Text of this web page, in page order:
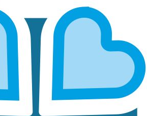
СТЕРЛИТАМАКСКАЯ